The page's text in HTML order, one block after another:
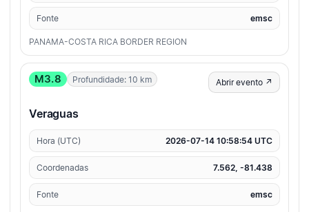
Fonte emsc
PANAMA-COSTA RICA BORDER REGION
M3.8 Profundidade: 10 km Abrir evento ↗
Veraguas
Hora (UTC) 2026-07-14 10:58:54 UTC
Coordenadas 7.562, -81.438
Fonte emsc